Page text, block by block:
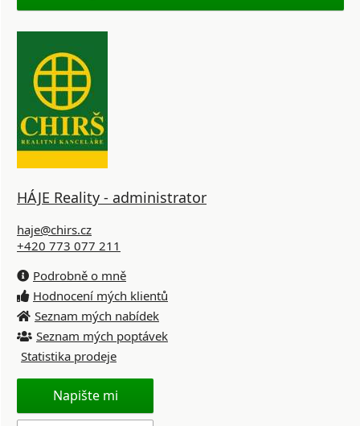
HÁJE Reality - administrator
haje@chirs.cz
+420 773 077 211
Podrobně o mně
Hodnocení mých klientů
Seznam mých nabídek
Seznam mých poptávek
Statistika prodeje
Napište mi